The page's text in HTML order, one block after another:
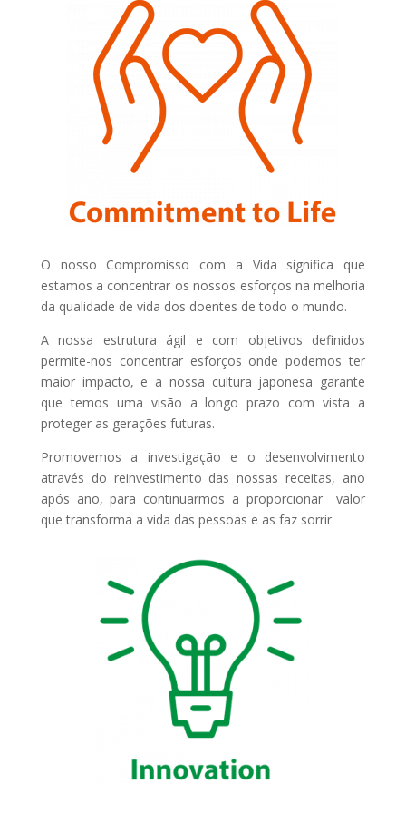
O nosso Compromisso com a Vida significa que
estamos a concentrar os nossos esforços na melhoria
da qualidade de vida dos doentes de todo o mundo.
A nossa estrutura ágil e com objetivos definidos
permite-nos concentrar esforços onde podemos ter
maior impacto, e a nossa cultura japonesa garante
que temos uma visão a longo prazo com vista a
proteger as gerações futuras.
Promovemos a investigação e o desenvolvimento
através do reinvestimento das nossas receitas, ano
após ano, para continuarmos a proporcionar valor
que transforma a vida das pessoas e as faz sorrir.